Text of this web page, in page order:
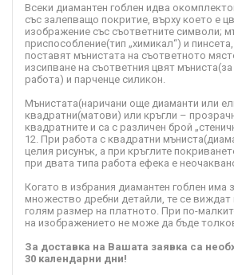
Всеки диамантен гоблен идва
със залепващо покритие, върху което е
изображение със съответните символи;
приспособление(тип „химикал“) и
поставят мънистата на съответното
изсипване на съответния цвят
работа) и парченце силикон.
Мънистата(наричани още диаманти или
квадратни(матови) или кръгли –
квадратните и са с различен брой
12. При работа с квадратни
целия рисунък, а при кръглите
при двата типа работа ефека е
Когато в избрания диамантен гоблен има
множество дребни детайли, те се виждат
голям размер на платното. При по-
на изображението не може да бъде
За доставка на Вашата заявка са
30 календарни дни!